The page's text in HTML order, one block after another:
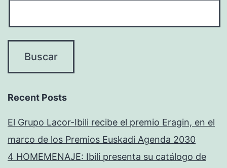
Recent Posts
El Grupo Lacor-Ibili recibe el premio Eragin, en el
marco de los Premios Euskadi Agenda 2030
4 HOMEMENAJE: Ibili presenta su catálogo de